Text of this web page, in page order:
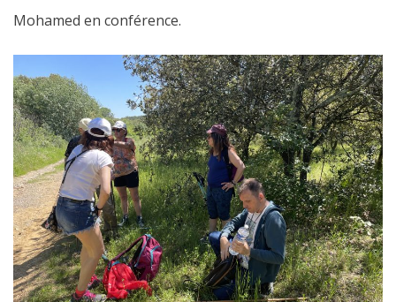
Mohamed en conférence.